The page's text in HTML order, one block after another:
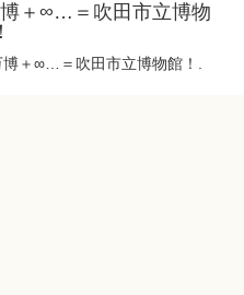
＋∞…＝吹田市立博物
＋∞…＝吹田市立博物館！.